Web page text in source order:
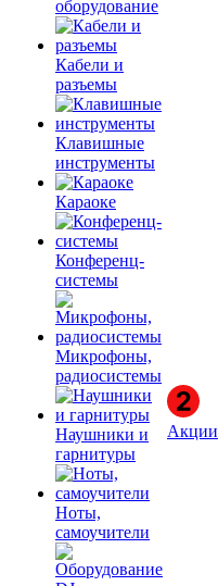
оборудование
Кабели и
разъемы
Клавишные
инструменты
Караоке
Конференц-
системы
Микрофоны,
радиосистемы
Наушники и
гарнитуры
Ноты,
самоучители
Акции